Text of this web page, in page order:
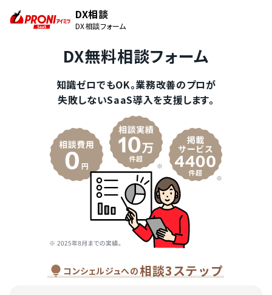
DX相談
DX相談フォーム
DX無料相談フォーム
知識ゼロでもOK。業務改善のプロが
失敗しないSaaS導入を支援します。
コンシェルジュへの相談3ステップ